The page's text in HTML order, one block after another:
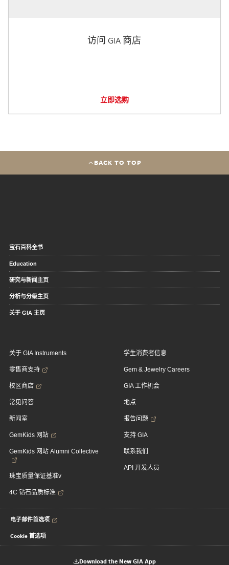
访问 GIA 商店
立即选购
BACK TO TOP
宝石百科全书
Education
研究与新闻主页
分析与分级主页
关于 GIA 主页
关于 GIA Instruments
零售商支持
校区商店
常见问答
新闻室
GemKids 网站
GemKids 网站 Alumni Collective
珠宝质量保证基准v
4C 钻石品质标准
学生消费者信息
Gem & Jewelry Careers
GIA 工作机会
地点
报告问题
支持 GIA
联系我们
API 开发人员
电子邮件首选项
Cookie 首选项
Download the New GIA App